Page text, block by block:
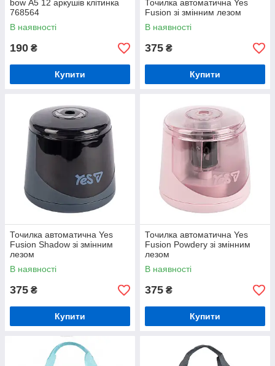
bow А5 12 аркушів клітинка
768564
В наявності
190 ₴
Купити
Точилка автоматична Yes
Fusion зі змінним лезом
В наявності
375 ₴
Купити
Точилка автоматична Yes
Fusion Shadow зі змінним
лезом
В наявності
375 ₴
Купити
Точилка автоматична Yes
Fusion Powderу зі змінним
лезом
В наявності
375 ₴
Купити